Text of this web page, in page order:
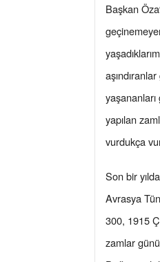
Başkan
yapılan
vurdukça
Son bir
Avrasya
300, 1915
zamlar